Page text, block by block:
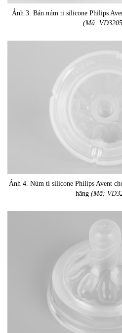
Ảnh 3. Bán núm ti silicone Philips
(Mã:
Ảnh 4. Núm ti silicone Philips Avent
hãng (Mã: